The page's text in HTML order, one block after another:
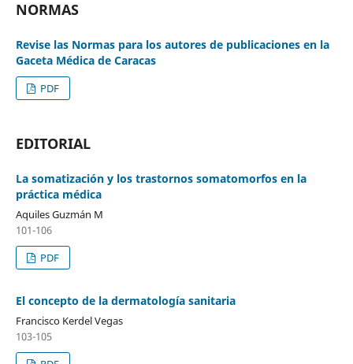
NORMAS
Revise las Normas para los autores de publicaciones en la
Gaceta Médica de Caracas
PDF
EDITORIAL
La somatización y los trastornos somatomorfos en la
práctica médica
Aquiles Guzmán M
101-106
PDF
El concepto de la dermatología sanitaria
Francisco Kerdel Vegas
103-105